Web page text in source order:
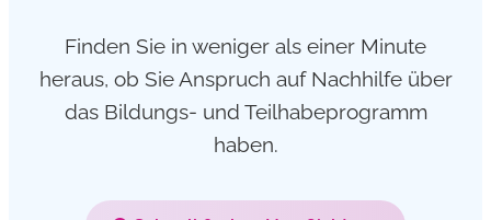
Finden Sie in weniger als einer Minute
heraus, ob Sie Anspruch auf Nachhilfe über
das Bildungs- und Teilhabeprogramm
haben.